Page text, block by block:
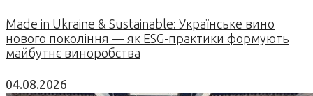
Made in Ukraine & Sustainable: Українське вино
нового покоління — як ESG-практики формують
майбутнє виноробства
04.08.2026